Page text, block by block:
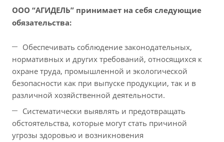
ООО “АГИДЕЛЬ” принимает на себя следующие
обязательства:
Обеспечивать соблюдение законодательных,
нормативных и других требований, относящихся к
охране труда, промышленной и экологической
безопасности как при выпуске продукции, так и в
различной хозяйственной деятельности.
Систематически выявлять и предотвращать
обстоятельства, которые могут стать причиной
угрозы здоровью и возникновения